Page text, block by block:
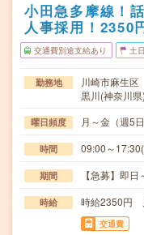
小田急多摩線！
人事採用！2350
交通費別途支給あり 土
勤務地
川崎市麻生区
黒川(神奈川
曜日頻度 月～金（週5
時間 09:00～
期間 【急募】即
時給 時給2350円
交通費